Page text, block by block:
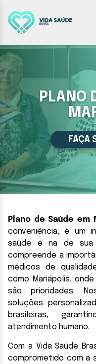
PLANO
FAÇA
Plano de Saúde em
conveniência; é um
saúde e na de sua
compreende a
médicos de
como Mariápolis,
são prioridades.
soluções
brasileiras,
atendimento humano.
Com a Vida Saúde
comprometido com a